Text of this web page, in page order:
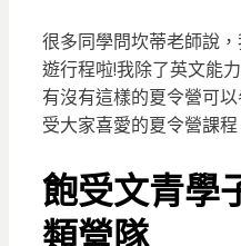
很多同學問坎蒂老師說
遊行程啦!我除了英文能
有沒有這樣的夏令營可
受大家喜愛的夏令營課程
飽受文青學
類營隊